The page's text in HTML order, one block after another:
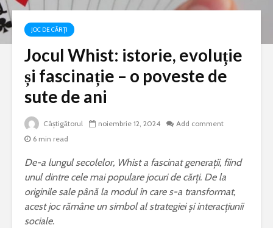
JOC DE CĂRȚI
Jocul Whist: istorie, evoluție
și fascinație – o poveste de
sute de ani
Câștigătorul noiembrie 12, 2024
Add comment
6 min read
De-a lungul secolelor, Whist a fascinat generații, fiind
unul dintre cele mai populare jocuri de cărți. De la
originile sale până la modul în care s-a transformat,
acest joc rămâne un simbol al strategiei și interacțiunii
sociale.